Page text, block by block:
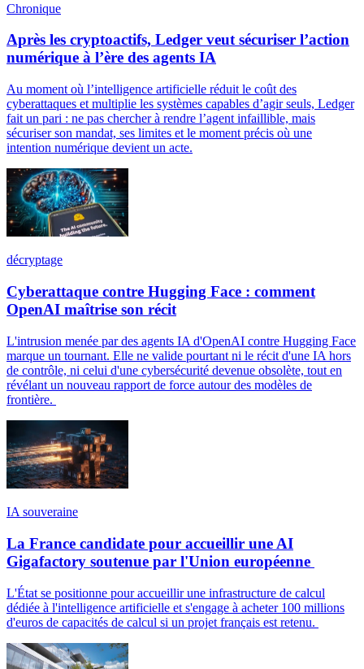
Chronique
Après les cryptoactifs, Ledger veut sécuriser l’action
numérique à l’ère des agents IA
Au moment où l’intelligence artificielle réduit le coût des
cyberattaques et multiplie les systèmes capables d’agir seuls, Ledger
fait un pari : ne pas chercher à rendre l’agent infaillible, mais
sécuriser son mandat, ses limites et le moment précis où une
intention numérique devient un acte.
décryptage
Cyberattaque contre Hugging Face : comment
OpenAI maîtrise son récit
L'intrusion menée par des agents IA d'OpenAI contre Hugging Face
marque un tournant. Elle ne valide pourtant ni le récit d'une IA hors
de contrôle, ni celui d'une cybersécurité devenue obsolète, tout en
révélant un nouveau rapport de force autour des modèles de
frontière.
IA souveraine
La France candidate pour accueillir une AI
Gigafactory soutenue par l'Union européenne
L'État se positionne pour accueillir une infrastructure de calcul
dédiée à l'intelligence artificielle et s'engage à acheter 100 millions
d'euros de capacités de calcul si un projet français est retenu.